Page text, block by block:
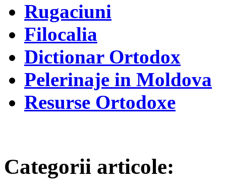
Rugaciuni
Filocalia
Dictionar Ortodox
Pelerinaje in Moldova
Resurse Ortodoxe
Categorii articole: